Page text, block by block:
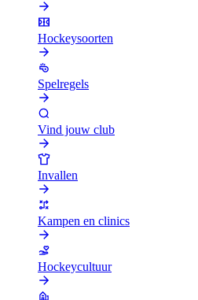
Hockeysoorten
Spelregels
Vind jouw club
Invallen
Kampen en clinics
Hockeycultuur